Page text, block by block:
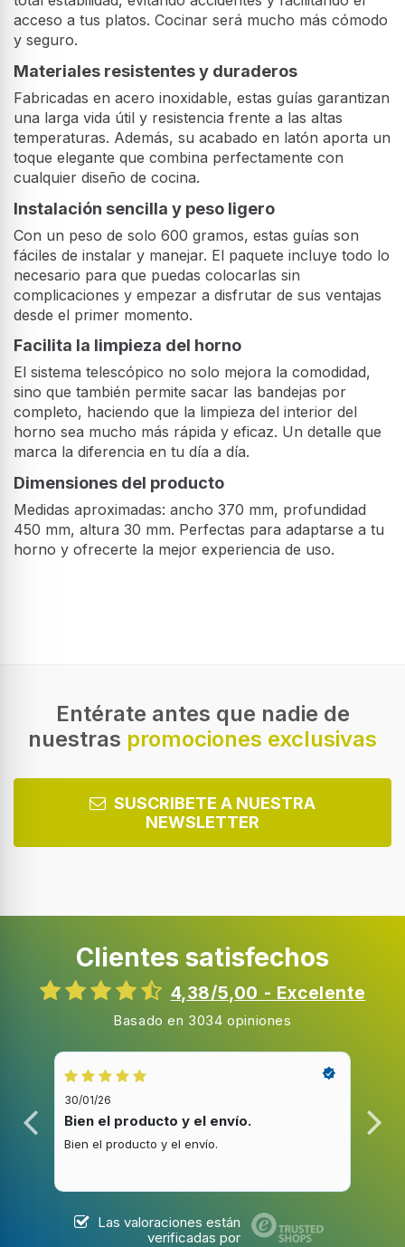
acceso a tus platos. Cocinar será mucho más cómodo
y seguro.
Materiales resistentes y duraderos
Fabricadas en acero inoxidable, estas guías garantizan
una larga vida útil y resistencia frente a las altas
temperaturas. Además, su acabado en latón aporta un
toque elegante que combina perfectamente con
cualquier diseño de cocina.
Instalación sencilla y peso ligero
Con un peso de solo 600 gramos, estas guías son
fáciles de instalar y manejar. El paquete incluye todo lo
necesario para que puedas colocarlas sin
complicaciones y empezar a disfrutar de sus ventajas
desde el primer momento.
Facilita la limpieza del horno
El sistema telescópico no solo mejora la comodidad,
sino que también permite sacar las bandejas por
completo, haciendo que la limpieza del interior del
horno sea mucho más rápida y eficaz. Un detalle que
marca la diferencia en tu día a día.
Dimensiones del producto
Medidas aproximadas: ancho 370 mm, profundidad
450 mm, altura 30 mm. Perfectas para adaptarse a tu
horno y ofrecerte la mejor experiencia de uso.
Latón
Material
Adecuado para
Peso y dimensiones
Peso
600 g
800 g
Entérate antes que nadie de
nuestras promociones exclusivas
SUSCRIBETE A NUESTRA
NEWSLETTER
Clientes satisfechos
4,38/5,00 - Excelente
Basado en 3034 opiniones
30/01/26
Bien el producto y el envío.
Bien el producto y el envío.
Las valoraciones están
verificadas por